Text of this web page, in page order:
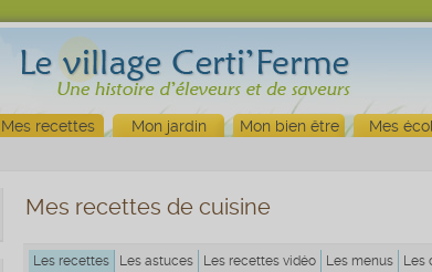
Mes recettes Mon jardin Mon bien être Mes
Mes recettes de cuisine
Les recettes Les astuces Les recettes vidéo Les menus Les